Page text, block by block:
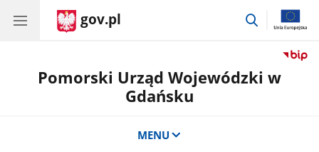
gov.pl
przejdź
Pomorski Urząd Wojewódzki w
Gdańsku
MENU